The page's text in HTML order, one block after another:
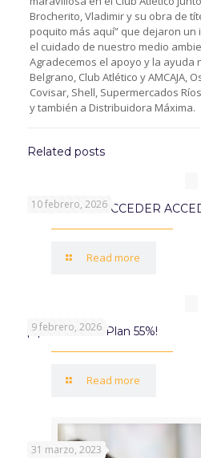
Brocherito, Vladimir y su obra de
poquito más aquí” que dejaron
el cuidado de nuestro medio
Agradecemos el apoyo y la ayuda
Belgrano, Club Atlético y AMCAJA,
Covisar, Shell, Supermercados
y también a Distribuidora Máxima.
Related posts
10 febrero, 2026
PROGRAMA ACCEDER
Read more
9 febrero, 2026
¡Aprovechá el Plan 55%!
Read more
31 marzo, 2023